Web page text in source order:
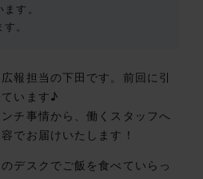
す。
。
報担当の下田です。前回に引
います♪
チ事情から、働くスタッフへ
でお届けいたします！
デスクでご飯を食べていらっ